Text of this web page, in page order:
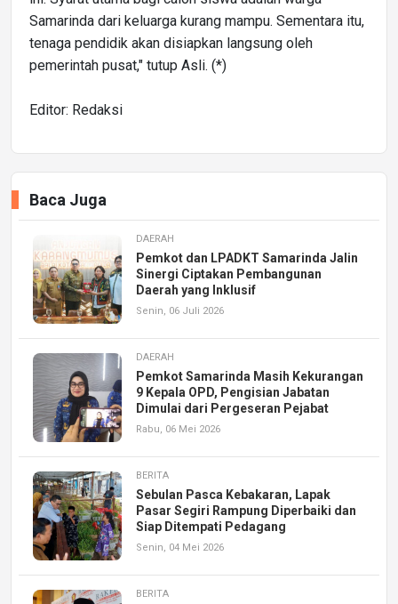
Samarinda dari keluarga kurang mampu. Sementara itu,
tenaga pendidik akan disiapkan langsung oleh
pemerintah pusat," tutup Asli. (*)
Editor: Redaksi
Baca Juga
DAERAH
Pemkot dan LPADKT Samarinda Jalin
Sinergi Ciptakan Pembangunan
Daerah yang Inklusif
Senin, 06 Juli 2026
DAERAH
Pemkot Samarinda Masih Kekurangan
9 Kepala OPD, Pengisian Jabatan
Dimulai dari Pergeseran Pejabat
Rabu, 06 Mei 2026
BERITA
Sebulan Pasca Kebakaran, Lapak
Pasar Segiri Rampung Diperbaiki dan
Siap Ditempati Pedagang
Senin, 04 Mei 2026
BERITA